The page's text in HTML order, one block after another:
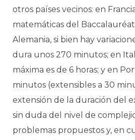
otros países vecinos: en
matemáticas del
Alemania, si bien hay
dura unos 270 minutos; en
máxima es de 6 horas; y en
minutos (extensibles a 30
extensión de la duración del
sin duda del nivel de
problemas propuestos y, en